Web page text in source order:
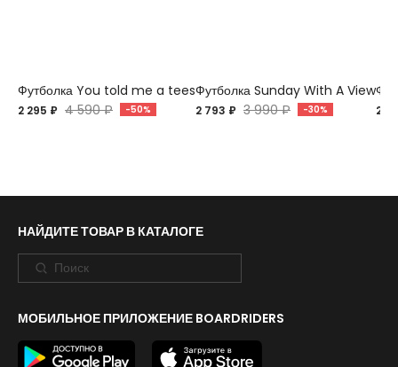
Футболка You told me a tees
2 295 ₽ 4 590 ₽ -50%
Футболка Sunday With A View
2 793 ₽ 3 990 ₽ -30% 2
НАЙДИТЕ ТОВАР В КАТАЛОГЕ
МОБИЛЬНОЕ ПРИЛОЖЕНИЕ BOARDRIDERS